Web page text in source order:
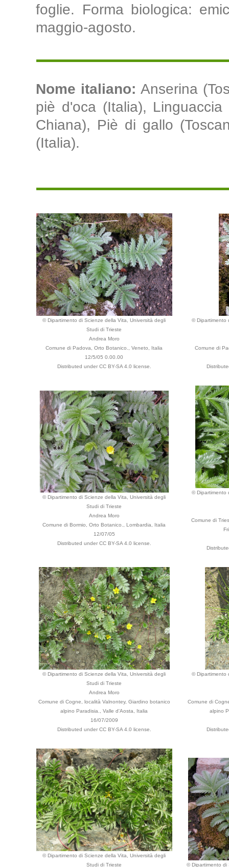
foglie. Forma biologica:
maggio-agosto.
Nome italiano:Anserina
piè d'oca (Italia),
Chiana), Piè di gallo
(Italia).
© Dipartimento di Scienze della Vita, Università degli
Studi di Trieste
Andrea Moro
Comune di Padova, Orto Botanico., Veneto, Italia
12/5/05 0.00.00
Distributed under CC BY-SA 4.0 license.
© Dipartimento
Comune di
© Dipartimento di Scienze della Vita, Università degli
Studi di Trieste
Andrea Moro
Comune di Bormio, Orto Botanico., Lombardia, Italia
12/07/05
Distributed under CC BY-SA 4.0 license.
© Dipartimento
Comune di
© Dipartimento di Scienze della Vita, Università degli
Studi di Trieste
Andrea Moro
Comune di Cogne, località Valnontey, Giardino botanico
alpino Paradisia., Valle d'Aosta, Italia
16/07/2009
Distributed under CC BY-SA 4.0 license.
© Dipartimento
Comune di
alpino
© Dipartimento di Scienze della Vita, Università degli
Studi di Trieste
© Dipartimento di